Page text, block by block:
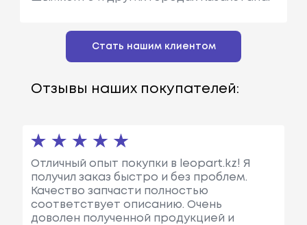
Стать нашим клиентом
Отзывы наших покупателей:
Отличный опыт покупки в leopart.kz! Я
получил заказ быстро и без проблем.
Качество запчасти полностью
соответствует описанию. Очень
доволен полученной продукцией и